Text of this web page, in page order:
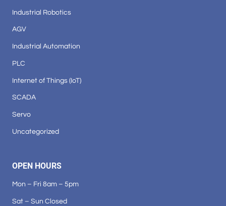
Industrial Robotics
AGV
Industrial Automation
PLC
Internet of Things (IoT)
SCADA
Servo
Uncategorized
OPEN HOURS
Mon – Fri 8am – 5pm
Sat – Sun Closed